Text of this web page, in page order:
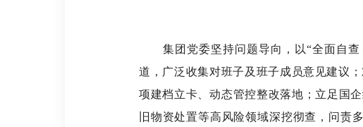
集团党委坚持问题导向，以“全面自
道，广泛收集对班子及班子成员意见建议
项建档立卡、动态管控整改落地；立足国
旧物资处置等高风险领域深挖彻查，问责